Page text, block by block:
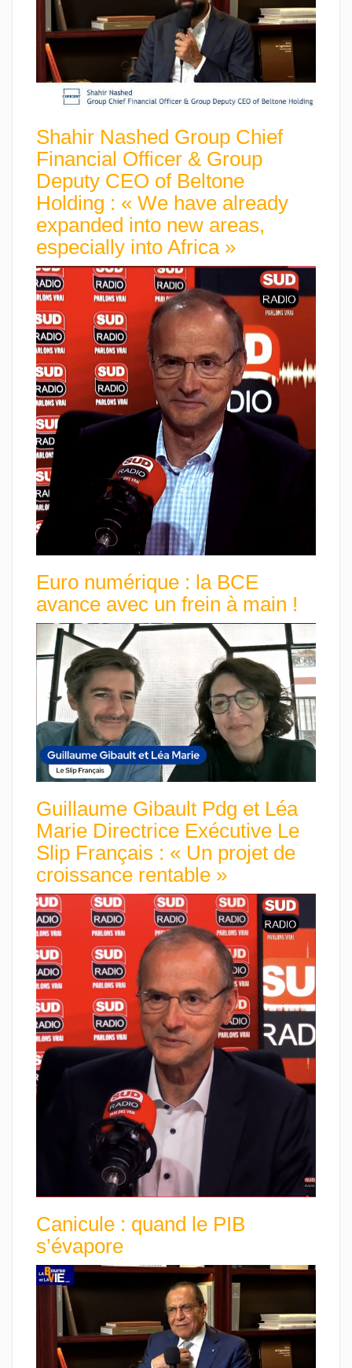
Shahir Nashed Group Chief
Financial Officer & Group
Deputy CEO of Beltone
Holding : « We have already
expanded into new areas,
especially into Africa »
Euro numérique : la BCE
avance avec un frein à main !
Guillaume Gibault Pdg et Léa
Marie Directrice Exécutive Le
Slip Français : « Un projet de
croissance rentable »
Canicule : quand le PIB
s’évapore